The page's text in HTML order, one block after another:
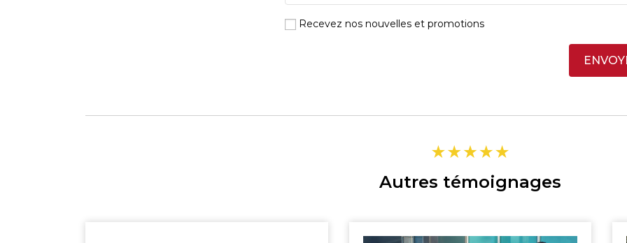
Recevez nos nouvelles et promotions
Autres témoignages
GRANBY
ST-HYACINTHE